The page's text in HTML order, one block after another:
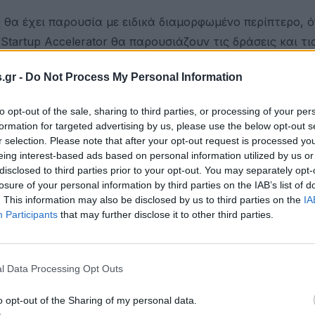
- Do Not Process My Personal Information
opt-out of the sale, sharing to third parties, or processing of your
for targeted advertising by us, please use the below opt-out
selection. Please note that after your opt-out request is processed
interest-based ads based on personal information utilized by us
to third parties prior to your opt-out. You may separately
of your personal information by third parties on the IAB’s list of
This information may also be disclosed by us to third parties on the
Participants that may further disclose it to other third parties.
Data Processing Opt Outs
opt-out of the Sharing of my personal data.
έχει παρουσία με ειδικά διαμορφωμένο περίπτερο,
Accelerator θα παρουσιάζουν τις δράσεις και
επισκέπτες τη δυνατότητα ενημέρωσης και
, η Πειραιώς υλοποιεί ένα ολοκληρωμένο πλαίσιο
σε mentoring, εκπαίδευση, δικτύωση και εργαλεία
ιδιαίτερη έμφαση στην ενίσχυση της περιφερειακής
κοινότητας με την αγορά, με δράσεις σε
η Ξάνθη, η Κομοτηνή και η Αλεξανδρούπολη.
διοργανώσεις καινοτομίας στην Ελλάδα,
και φορείς από την Ελλάδα και το
των Google Maps, και εστιάζει στις νέες
τάσεις της παγκόσμιας καινοτομίας.